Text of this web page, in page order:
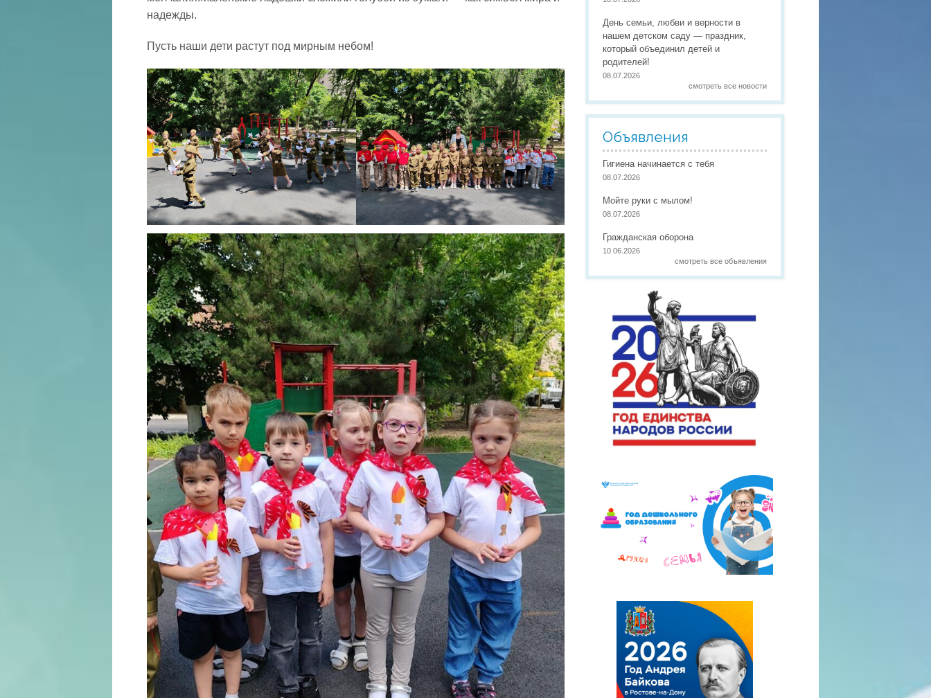
Организация питания
Развивающая предметно-пространственная среда
Обеспечение здоровья, безопасности, качеству услуг по присмотру и уходу
Международное сотрудничество
Доступная среда
Наши работы
Сайты педагогов
Школа маленьких патриотов
надежды.
Пусть наши дети растут под мирным небом!
День семьи, любви и верности в
нашем детском саду — праздник,
который объединил детей и
родителей!
08.07.2026
смотреть все новости
Объявления
Гигиена начинается с тебя
08.07.2026
Мойте руки с мылом!
08.07.2026
Гражданская оборона
10.06.2026
смотреть все объявления